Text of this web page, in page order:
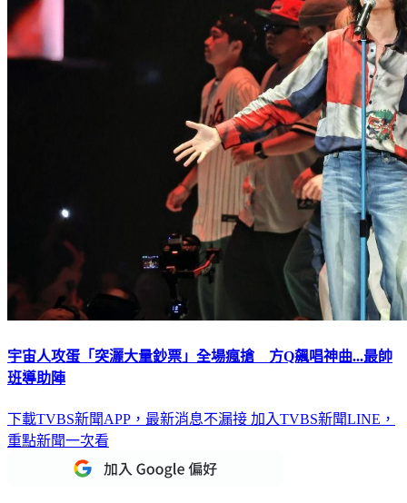
宇宙人攻蛋「突灑大量鈔票」全場瘋搶 方Q飆唱神曲...最帥
班導助陣
下載TVBS新聞APP，最新消息不漏接 加入TVBS新聞LINE，
重點新聞一次看